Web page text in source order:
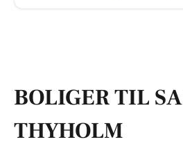
BOLIGER TIL
THYHOLM